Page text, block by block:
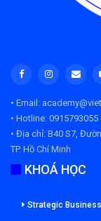
• Email:
• Hotline:
• Địa chỉ: B40 S7,
TP. Hồ Chí Minh
KHOÁ HỌC
Strategic